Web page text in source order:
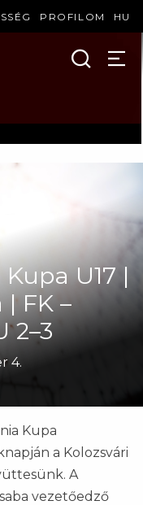
PROFILOM HU
U17 |
| FK –
2–3
4.
Kupa
a Kolozsvári
A
vezetőedző